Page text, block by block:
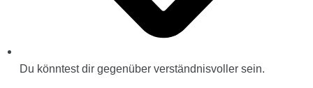
Du könntest dir gegenüber verständnisvoller sein.